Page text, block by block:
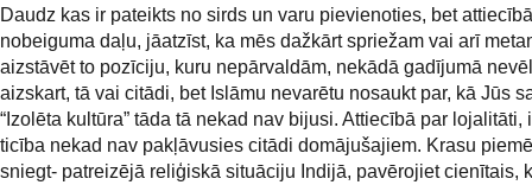
Daudz kas ir pateikts no sirds un varu pievienoties, bet
nobeiguma daļu, jāatzīst, ka mēs dažkārt spriežam vai arī
aizstāvēt to pozīciju, kuru nepārvaldām, nekādā gadījumā
aizskart, tā vai citādi, bet Islāmu nevarētu nosaukt par, kā Jūs
“Izolēta kultūra” tāda tā nekad nav bijusi. Attiecībā par lojalitāti,
ticība nekad nav pakļāvusies citādi domājušajiem. Krasu
sniegt- patreizējā reliģiskā situāciju Indijā, pavērojiet cienītais,